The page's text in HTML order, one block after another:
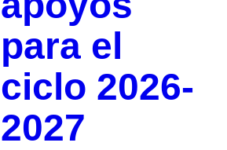
para el
ciclo 2026-
2027